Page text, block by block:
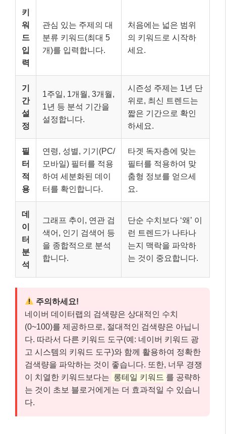
키
워
드
입
력
관심 있는 주제의 대
분류 키워드(최대 5
개)를 입력합니다.
처음에는 넓은 범위
의 키워드로 시작하
세요.
기
간
설
정
1주일, 1개월, 3개월,
1년 등 분석 기간을
설정합니다.
시즌성 주제는 1년 단
위로, 최신 트렌드는
짧은 기간으로 확인
하세요.
필
터
적
용
연령, 성별, 기기(PC/
모바일) 필터를 적용
하여 세분화된 데이
터를 확인합니다.
타겟 독자층에 맞는
필터를 적용하여 맞
춤형 정보를 얻으세
요.
데
이
터
분
석
그래프 추이, 연관 검
색어, 인기 검색어 등
을 종합적으로 분석
합니다.
단순 수치보다 ‘왜’ 이
런 트렌드가 나타나
는지 맥락을 파악하
는 것이 중요합니다.
주의하세요!
네이버 데이터랩의 검색량은 상대적인 수치
(0~100)를 제공하므로, 절대적인 검색량은 아닙니
다. 따라서 다른 키워드 도구(예: 네이버 키워드 광
고 시스템의 키워드 도구)와 함께 활용하여 정확한
검색량을 파악하는 것이 좋습니다. 또한, 너무 경쟁
이 치열한 키워드보다는 롱테일 키워드 를 공략하
는 것이 초보 블로거에게는 더 효과적일 수 있습니
다.